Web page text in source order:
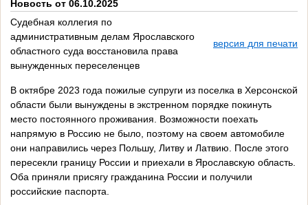
Новость от 06.10.2025
Судебная коллегия по
административным делам Ярославского
областного суда восстановила права
вынужденных переселенцев
версия для печати
В октябре 2023 года пожилые супруги из поселка в Херсонской
области были вынуждены в экстренном порядке покинуть
место постоянного проживания. Возможности поехать
напрямую в Россию не было, поэтому на своем автомобиле
они направились через Польшу, Литву и Латвию. После этого
пересекли границу России и приехали в Ярославскую область.
Оба приняли присягу гражданина России и получили
российские паспорта.